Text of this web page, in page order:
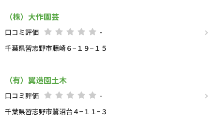
（株）大作園芸
口コミ評価
-
千葉県習志野市藤崎６−１９−１５
（有）翼造園土木
口コミ評価
-
千葉県習志野市鷺沼台４−１１−３